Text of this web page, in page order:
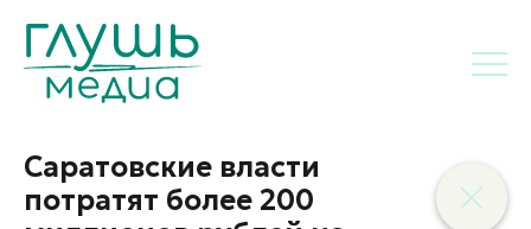
Саратовские власти
потратят более 200